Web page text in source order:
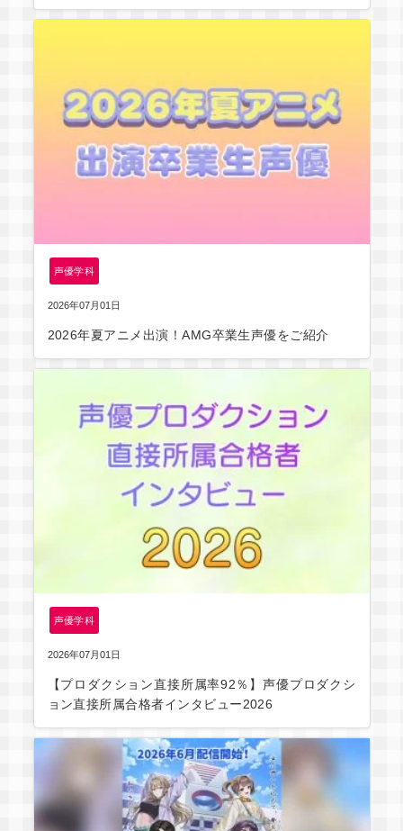
声優学科
2026年07月01日
2026年夏アニメ出演！AMG卒業生声優をご紹介
声優学科
2026年07月01日
【プロダクション直接所属率92％】声優プロダクシ
ョン直接所属合格者インタビュー2026